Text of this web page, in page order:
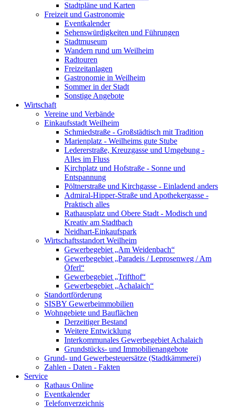
Stadtpläne und Karten
Freizeit und Gastronomie
Eventkalender
Sehenswürdigkeiten und Führungen
Stadtmuseum
Wandern rund um Weilheim
Radtouren
Freizeitanlagen
Gastronomie in Weilheim
Sommer in der Stadt
Sonstige Angebote
Wirtschaft
Vereine und Verbände
Einkaufsstadt Weilheim
Schmiedstraße - Großstädtisch mit Tradition
Marienplatz - Weilheims gute Stube
Ledererstraße, Kreuzgasse und Umgebung -
Alles im Fluss
Kirchplatz und Hofstraße - Sonne und
Entspannung
Pöltnerstraße und Kirchgasse - Einladend anders
Admiral-Hipper-Straße und Apothekergasse -
Praktisch alles
Rathausplatz und Obere Stadt - Modisch und
Kreativ am Stadtbach
Neidhart-Einkaufspark
Wirtschaftsstandort Weilheim
Gewerbegebiet „Am Weidenbach“
Gewerbegebiet „Paradeis / Leprosenweg / Am
Öferl“
Gewerbegebiet „Trifthof“
Gewerbegebiet „Achalaich“
Standortförderung
SISBY Gewerbeimmobilien
Wohngebiete und Bauflächen
Derzeitiger Bestand
Weitere Entwicklung
Interkommunales Gewerbegebiet Achalaich
Grundstücks- und Immobilienangebote
Grund- und Gewerbesteuersätze (Stadtkämmerei)
Zahlen - Daten - Fakten
Service
Rathaus Online
Eventkalender
Telefonverzeichnis